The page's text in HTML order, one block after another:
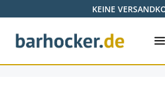
Zum Hauptinhalt springen
KEINE